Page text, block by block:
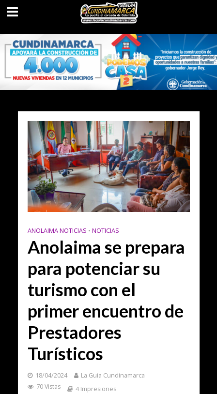
ANOLAIMA NOTICIAS • NOTICIAS
Anolaima se prepara
para potenciar su
turismo con el
primer encuentro de
Prestadores
Turísticos
18/04/2024
La Guia Cundinamarca
70 Vistas
4 Impresiones